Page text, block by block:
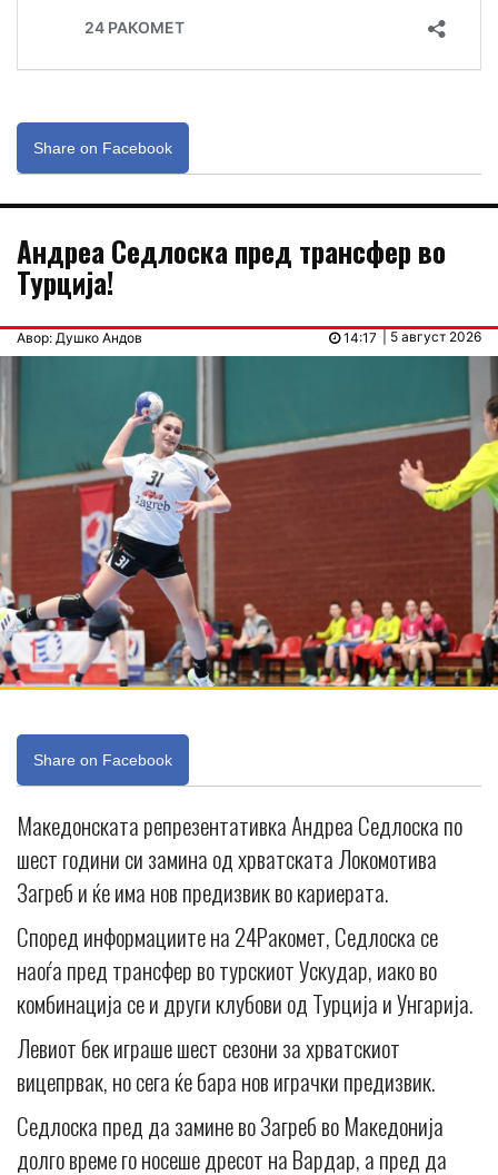
Share on Facebook
Андреа Седлоска пред трансфер во
Турција!
Авор: Душко Андов | 5 август 2026
14:17
Share on Facebook
Македонската репрезентативка Андреа Седлоска по
шест години си замина од хрватската Локомотива
Загреб и ќе има нов предизвик во кариерата.
Според информациите на 24Ракомет, Седлоска се
наоѓа пред трансфер во турскиот Ускудар, иако во
комбинација се и други клубови од Турција и Унгарија.
Левиот бек играше шест сезони за хрватскиот
вицепрвак, но сега ќе бара нов играчки предизвик.
Седлоска пред да замине во Загреб во Македонија
долго време го носеше дресот на Вардар, а пред да